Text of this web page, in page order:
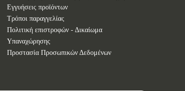
Εγγυήσεις προϊόντων
Τρόποι παραγγελίας
Πολιτική επιστροφών - Δικαίωμα
Υπαναχώρησης
Προστασία Προσωπικών Δεδομένων